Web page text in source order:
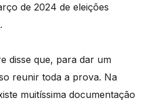
de 2024 de eleições
disse que, para dar um
reunir toda a prova. Na
muitíssima documentação